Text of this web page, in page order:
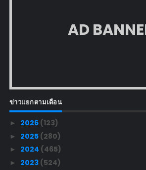
AD
ข่าวแยกตามเดือน
► 2026 (123)
► 2025 (280)
► 2024 (465)
► 2023 (524)